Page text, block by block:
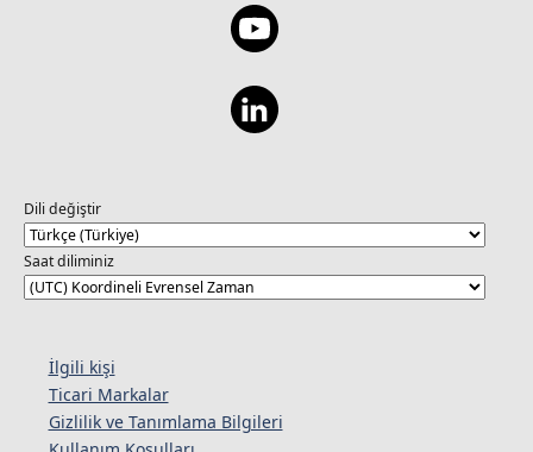
Dili değiştir
Saat diliminiz
İlgili kişi
Ticari Markalar
Gizlilik ve Tanımlama Bilgileri